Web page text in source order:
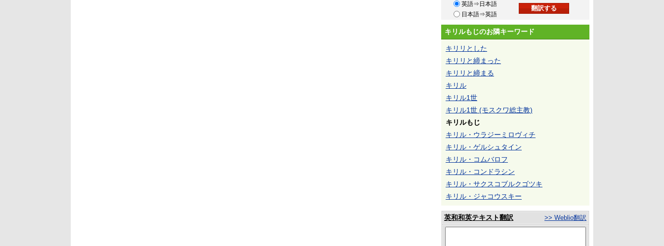
英語⇒日本語
日本語⇒英語
キリルもじのお隣キーワード
キリリとした
キリリと締まった
キリリと締まる
キリル
キリル1世
キリル1世 (モスクワ総主教)
キリルもじ
キリル・ウラジーミロヴィチ
キリル・ゲルシュタイン
キリル・コムバロフ
キリル・コンドラシン
キリル・サクスコブルクゴツキ
キリル・ジャコウスキー
英和和英テキスト翻訳 >> Weblio翻訳